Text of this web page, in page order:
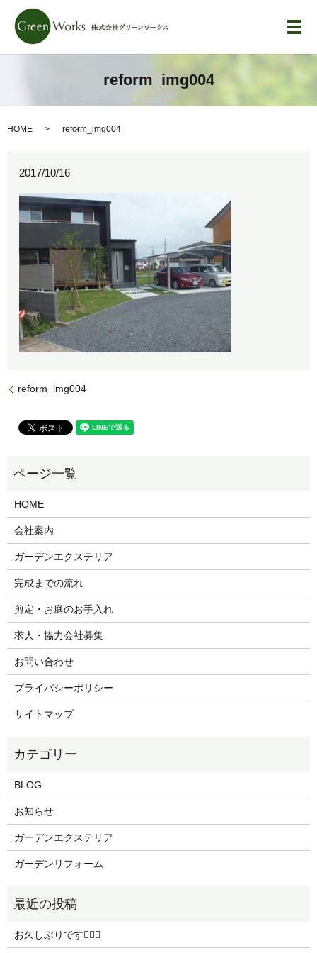
メ
reform_img004
HOME reform_img004
2017/10/16
reform_img004
HOME
会社案内
ガーデンエクステリア
完成までの流れ
剪定・お庭のお手入れ
求人・協力会社募集
お問い合わせ
プライバシーポリシー
サイトマップ
BLOG
お知らせ
ガーデンエクステリア
ガーデンリフォーム
お久しぶりです🙇🏻‍♀️